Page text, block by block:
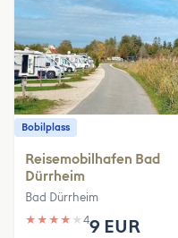
Bobilplass
Reisemobilhafen Bad
Dürrheim
Bad Dürrheim
★ ★ ★ ★ ★ 49 EUR